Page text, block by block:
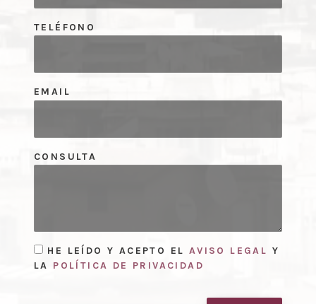
TELÉFONO
EMAIL
CONSULTA
HE LEÍDO Y ACEPTO EL AVISO LEGAL Y
LA POLÍTICA DE PRIVACIDAD